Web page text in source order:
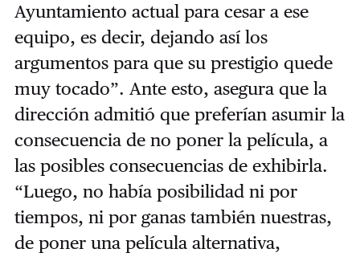
Ayuntamiento actual para cesar a ese
equipo, es decir, dejando así los
argumentos para que su prestigio quede
muy tocado”. Ante esto, asegura que la
dirección admitió que preferían asumir la
consecuencia de no poner la película, a
las posibles consecuencias de exhibirla.
“Luego, no había posibilidad ni por
tiempos, ni por ganas también nuestras,
de poner una película alternativa,